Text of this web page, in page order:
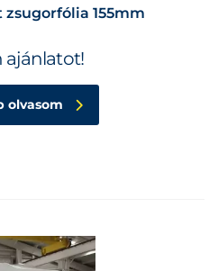
155mm
ajánlatot!
olvasom